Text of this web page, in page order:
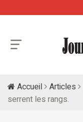
Accueil Articles
serrent les rangs.